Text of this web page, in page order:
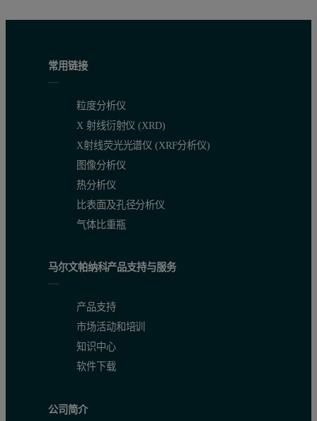
常用链接
粒度分析仪
X 射线衍射仪 (XRD)
X射线荧光光谱仪 (XRF分析仪)
图像分析仪
热分析仪
比表面及孔径分析仪
气体比重瓶
马尔文帕纳科产品支持与服务
产品支持
市场活动和培训
知识中心
软件下载
公司简介